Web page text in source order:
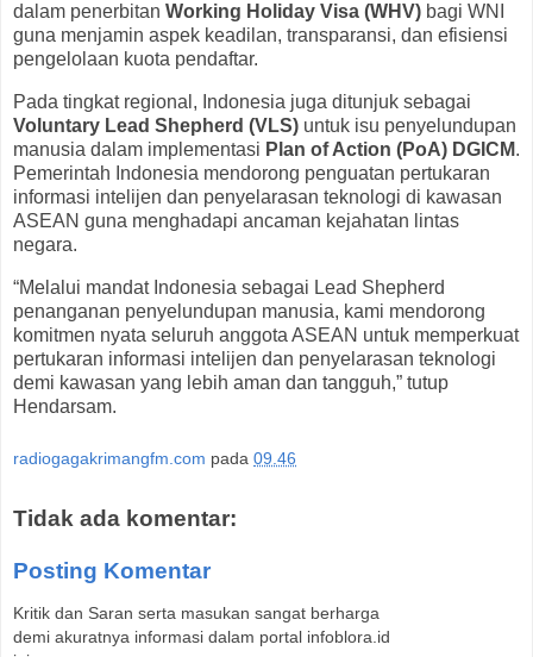
dalam penerbitan Working Holiday Visa (WHV) bagi WNI
guna menjamin aspek keadilan, transparansi, dan efisiensi
pengelolaan kuota pendaftar.
Pada tingkat regional, Indonesia juga ditunjuk sebagai
Voluntary Lead Shepherd (VLS) untuk isu penyelundupan
manusia dalam implementasi Plan of Action (PoA) DGICM.
Pemerintah Indonesia mendorong penguatan pertukaran
informasi intelijen dan penyelarasan teknologi di kawasan
ASEAN guna menghadapi ancaman kejahatan lintas
negara.
“Melalui mandat Indonesia sebagai Lead Shepherd
penanganan penyelundupan manusia, kami mendorong
komitmen nyata seluruh anggota ASEAN untuk memperkuat
pertukaran informasi intelijen dan penyelarasan teknologi
demi kawasan yang lebih aman dan tangguh,” tutup
Hendarsam.
radiogagakrimangfm.com pada 09.46
Tidak ada komentar:
Posting Komentar
Kritik dan Saran serta masukan sangat berharga
demi akuratnya informasi dalam portal infoblora.id